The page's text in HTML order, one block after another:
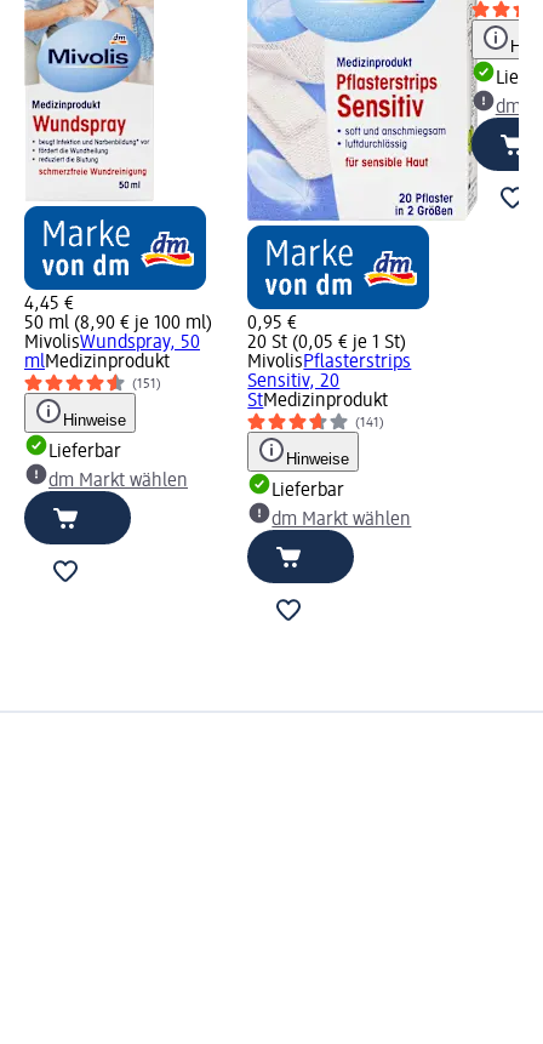
4,45 €
50 ml (8,90 € je 100 ml)
MivolisWundspray, 50
mlMedizinprodukt
(151)
Hinweise
Lieferbar
dm Markt wählen
0,95 €
20 St (0,05 € je 1 St)
MivolisPflasterstrips
Sensitiv, 20
StMedizinprodukt
(141)
Hinweise
Lieferbar
dm Markt wählen
dm